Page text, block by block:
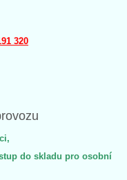
320
do skladu pro osobní